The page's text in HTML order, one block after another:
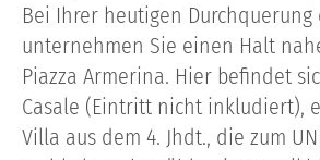
Bei Ihrer heutigen Durchquerung
unternehmen Sie einen Halt
Piazza Armerina. Hier befindet
Casale (Eintritt nicht inkludiert),
Villa aus dem 4. Jhdt., die zum